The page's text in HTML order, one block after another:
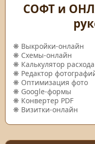
СОФТ и
❋ Выкройки-онлайн
❋ Схемы-онлайн
❋ Калькулятор
❋ Редактор
❋ Оптимизация фото
❋ Google-формы
❋ Конвертер PDF
❋ Визитки-онлайн